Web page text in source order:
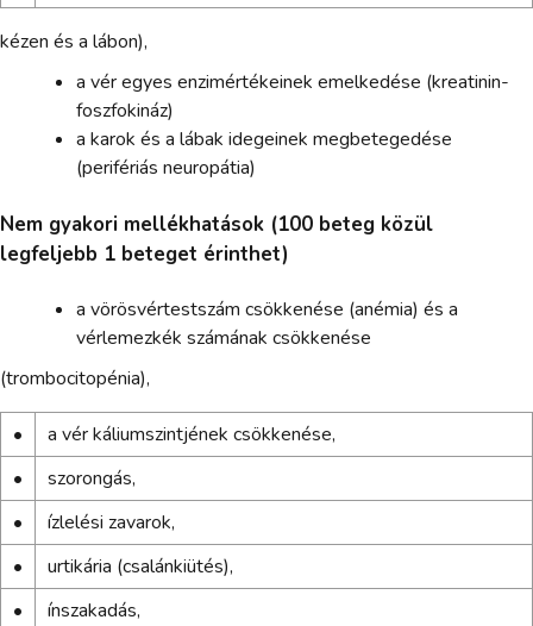
kézen és a lábon),
a vér egyes enzimértékeinek emelkedése (kreatinin-
foszfokináz)
a karok és a lábak idegeinek megbetegedése
(perifériás neuropátia)
Nem gyakori mellékhatások (100 beteg közül
legfeljebb 1 beteget érinthet)
a vörösvértestszám csökkenése (anémia) és a
vérlemezkék számának csökkenése
(trombocitopénia),
•
a vér káliumszintjének csökkenése,
•
szorongás,
•
ízlelési zavarok,
•
urtikária (csalánkiütés),
•
ínszakadás,